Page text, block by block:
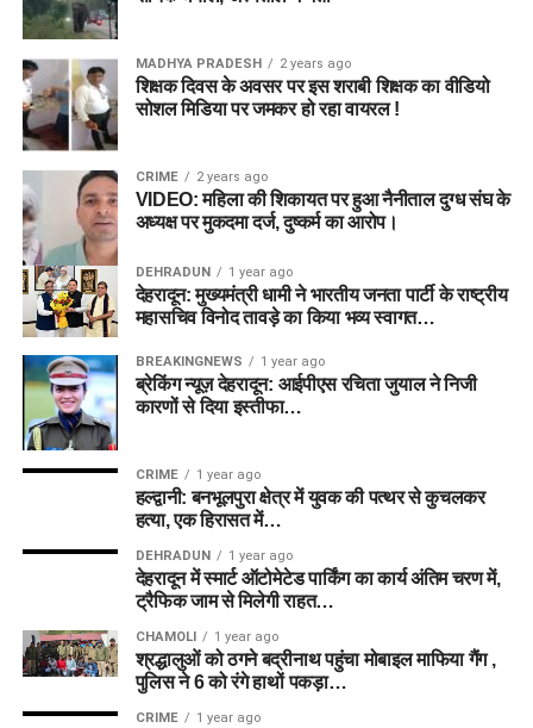
MADHYA PRADESH 2 years ago
शिक्षक दिवस के अवसर पर इस शराबी शिक्षक का वीडियो
सोशल मिडिया पर जमकर हो रहा वायरल !
CRIME 2 years ago
VIDEO: महिला की शिकायत पर हुआ नैनीताल दुग्ध संघ के
अध्यक्ष पर मुकदमा दर्ज, दुष्कर्म का आरोप।
DEHRADUN 1 year ago
देहरादून: मुख्यमंत्री धामी ने भारतीय जनता पार्टी के राष्ट्रीय
महासचिव विनोद तावड़े का किया भव्य स्वागत…
BREAKINGNEWS 1 year ago
ब्रेकिंग न्यूज़ देहरादून: आईपीएस रचिता जुयाल ने निजी
कारणों से दिया इस्तीफा…
CRIME 1 year ago
हल्द्वानी: बनभूलपुरा क्षेत्र में युवक की पत्थर से कुचलकर
हत्या, एक हिरासत में…
DEHRADUN 1 year ago
देहरादून में स्मार्ट ऑटोमेटेड पार्किंग का कार्य अंतिम चरण में,
ट्रैफिक जाम से मिलेगी राहत…
CHAMOLI 1 year ago
श्रद्धालुओं को ठगने बद्रीनाथ पहुंचा मोबाइल माफिया गैंग ,
पुलिस ने 6 को रंगे हाथों पकड़ा…
CRIME 1 year ago